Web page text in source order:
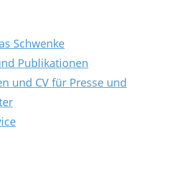
Schwenke
Publikationen
und CV für Presse und